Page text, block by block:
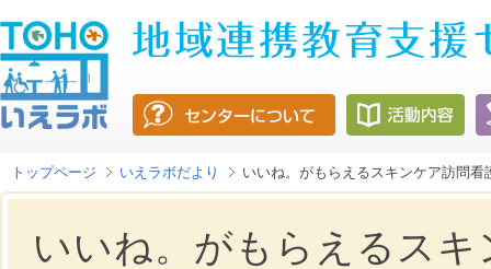
トップページ いえラボだより いいね。がもらえるスキンケア訪問看
いいね。がもらえるスキ